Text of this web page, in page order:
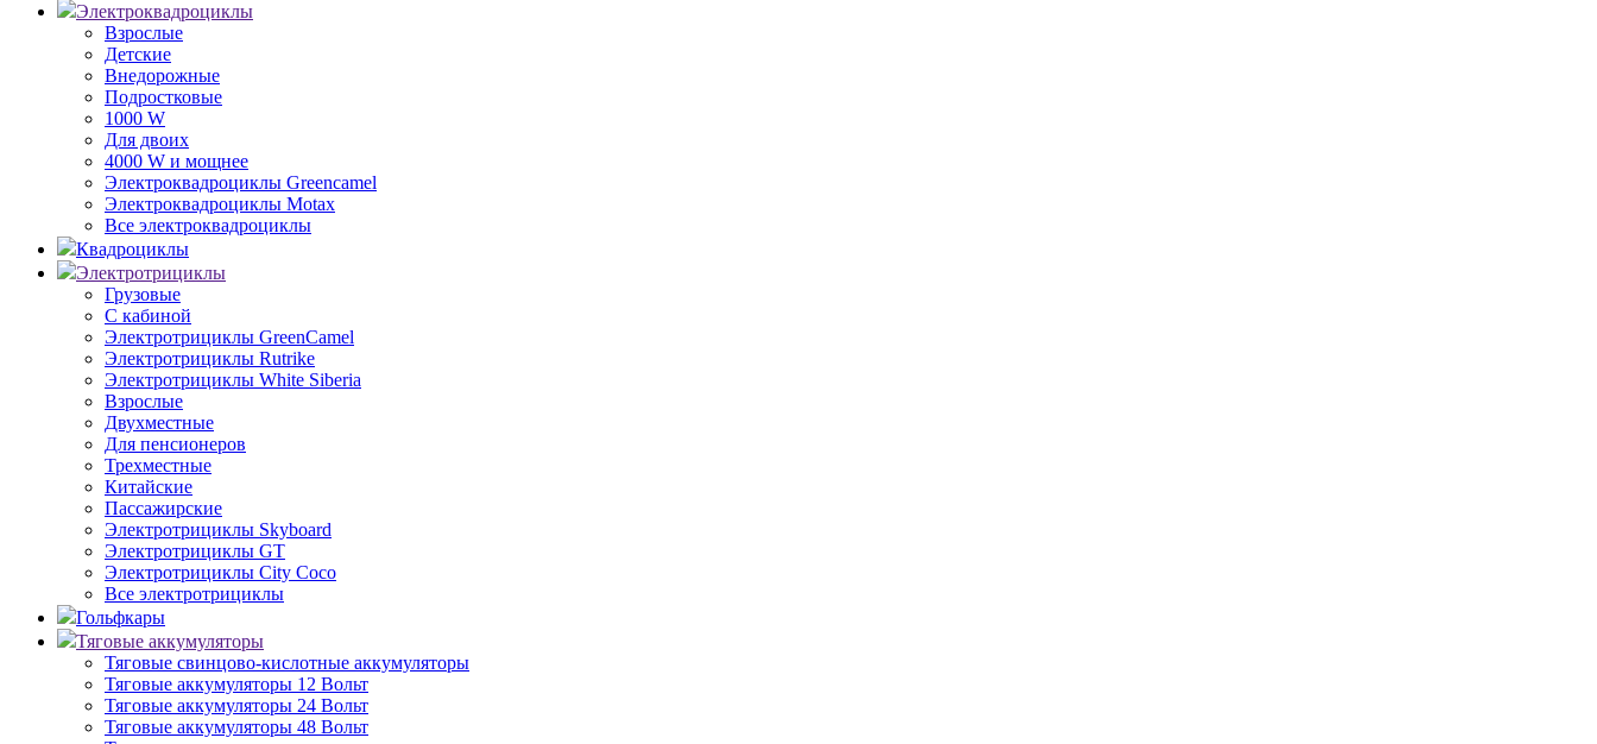
Электроквадроциклы
Взрослые
Детские
Внедорожные
Подростковые
1000 W
Для двоих
4000 W и мощнее
Электроквадроциклы Greencamel
Электроквадроциклы Motax
Все электроквадроциклы
Квадроциклы
Электротрициклы
Грузовые
С кабиной
Электротрициклы GreenCamel
Электротрициклы Rutrike
Электротрициклы White Siberia
Взрослые
Двухместные
Для пенсионеров
Трехместные
Китайские
Пассажирские
Электротрициклы Skyboard
Электротрициклы GT
Электротрициклы City Coco
Все электротрициклы
Гольфкары
Тяговые аккумуляторы
Тяговые свинцово-кислотные аккумуляторы
Тяговые аккумуляторы 12 Вольт
Тяговые аккумуляторы 24 Вольт
Тяговые аккумуляторы 48 Вольт